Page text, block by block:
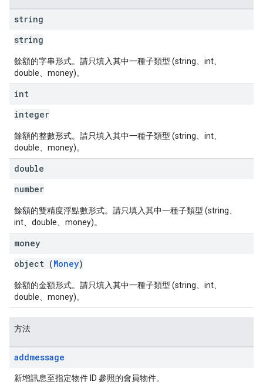
string
string
餘額的字串形式。請只填入其中一種子類型 (string、int、
double、money)。
int
integer
餘額的整數形式。請只填入其中一種子類型 (string、int、
double、money)。
double
number
餘額的雙精度浮點數形式。請只填入其中一種子類型 (string、
int、double、money)。
money
object (Money)
餘額的金額形式。請只填入其中一種子類型 (string、int、
double、money)。
方法
addmessage
新增訊息至指定物件 ID 參照的會員物件。